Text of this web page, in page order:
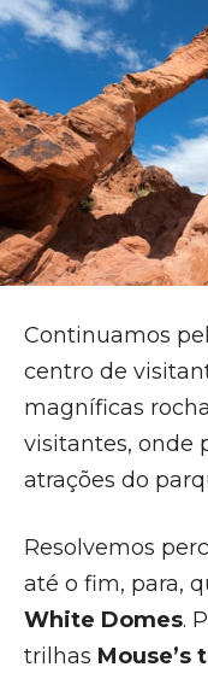
Continuamos
centro de
magníficas
visitantes, onde
atrações do
Resolvemos
até o fim, para,
White Domes.
trilhas Mouse’s